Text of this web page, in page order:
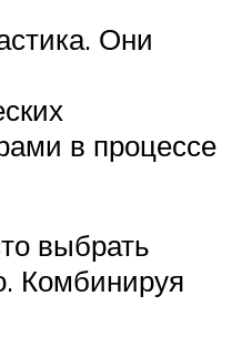
Они
в процессе
выбрать
Комбинируя